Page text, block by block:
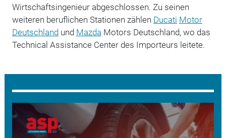
Wirtschaftsingenieur abgeschlossen. Zu seinen
weiteren beruflichen Stationen zählen Ducati Motor
Deutschlandund Mazda Motors Deutschland, wo das
Technical Assistance Center des Importeurs leitete.